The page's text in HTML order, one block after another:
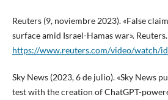
Reuters (9, noviembre 2023). «False
surface amid Israel-Hamas war». Reuters.
https://www.reuters.com/video/watch/
Sky News (2023, 6 de julio). «Sky News
test with the creation of ChatGPT-